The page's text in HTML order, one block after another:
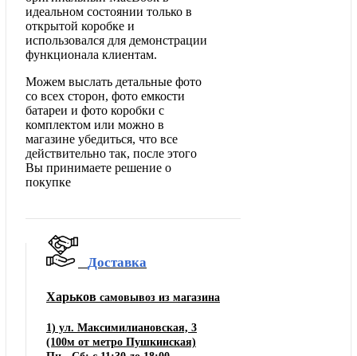
идеальном состоянии только в
открытой коробке и
использовался для демонстрации
функционала клиентам.
Можем выслать детальные фото
со всех сторон, фото емкости
батареи и фото коробки с
комплектом или можно в
магазине убедиться, что все
действительно так, после этого
Вы принимаете решение о
покупке
Доставка
Харьков самовывоз из магазина
1) ул. Максимилиановская, 3
(100м от метро Пушкинская)